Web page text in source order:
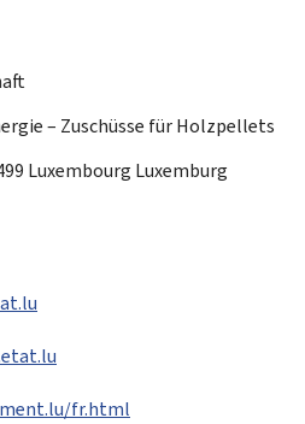
– Zuschüsse für Holzpellets
Luxembourg Luxemburg
fr.html